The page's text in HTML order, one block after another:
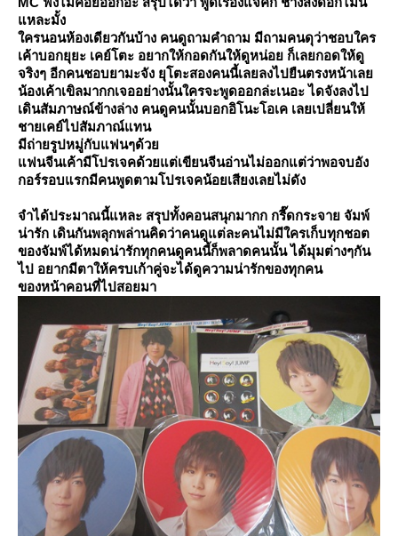
หละมั้ง
ครนอนห้องเดียวกันบ้าง คนดูถามคำถาม มีถามคนดุว่าชอบใคร
เค้าบอกยุยะ เคย์โตะ อยากให้กอดกันให้ดูหน่อย ก็เลยกอดให้ดู
จริงๆ อีกคนชอบยามะจัง ยุโตะสองคนนี้เลยลงไปยืนตรงหน้าเล
น้องเค้าเขิลมากกเจออย่างนั้นใครจะพูดออกล่ะเนอะ ไดจังลงไป
เดินสัมภาษณ์ข้างล่าง คนดูคนนั้นบอกอิโนะโอเค เลยเปลี่ยนให้
ชายเคย์ไปสัมภาณ์แทน
มีถ่ายรูปหมู่กับแฟนๆด้ว
ฟนจีนเค้ามีโปรเจคด้วยแต่เขียนจีนอ่านไม่ออกแต่ว่าพอจบอัง
กอร์รอบแรกมีคนพูดตามโปรเจคน้อยเสียงเลยไม่ดัง
จำได้ประมาณนี้แหละ สรุปทั้งคอนสนุกมากก กรี๊ดกระจาย จัมพ์
น่ารัก เดินกันพลุกพล่านคิดว่าคนดูแต่ละคนไม่มีใครเก็บทุกชอต
ของจัมพ์ได้หมดน่ารักทุกคนดูคนนี้ก็พลาดคนนั้น ได้มุมต่างๆกัน
ไป อยากมีตาให้ครบเก้าคู่จะได้ดูความน่ารักของทุกคน
ของหน้าคอนที่ไปสอยมา